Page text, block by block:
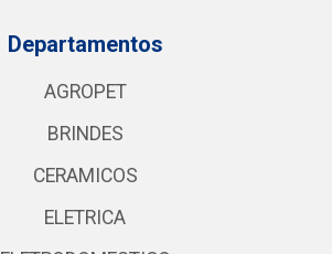
Departamentos
AGROPET
BRINDES
CERAMICOS
ELETRICA